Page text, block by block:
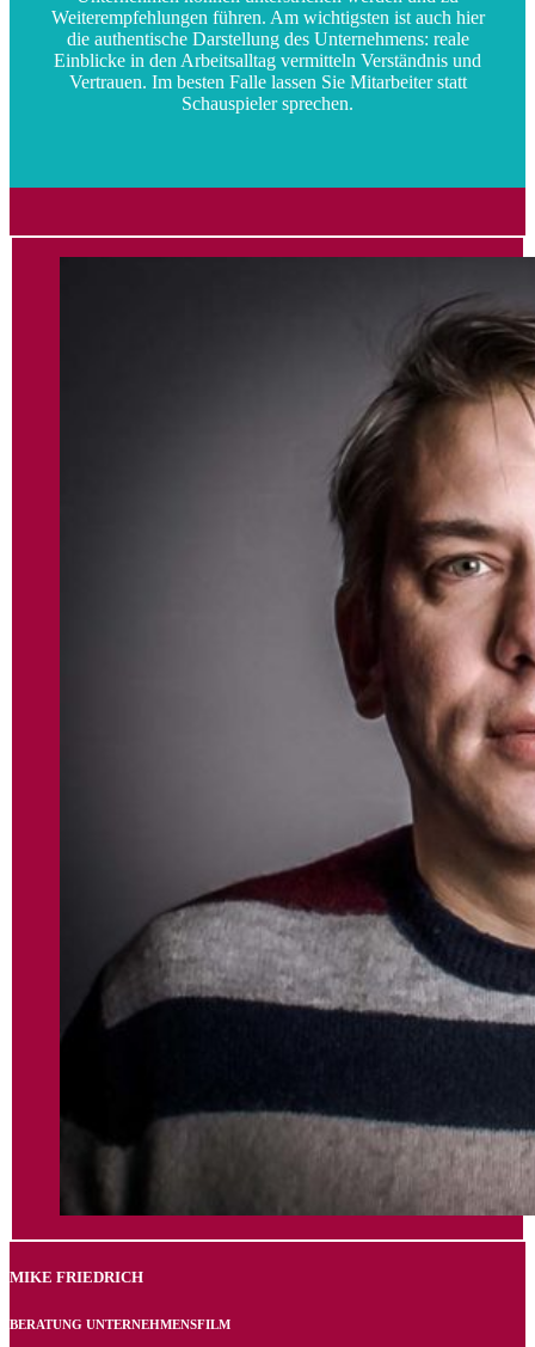
Weiterempfehlungen führen. Am wichtigsten ist auch hier
die authentische Darstellung des Unternehmens: reale
Einblicke in den Arbeitsalltag vermitteln Verständnis und
Vertrauen. Im besten Falle lassen Sie Mitarbeiter statt
Schauspieler sprechen.
MIKE FRIEDRICH
BERATUNG UNTERNEHMENSFILM